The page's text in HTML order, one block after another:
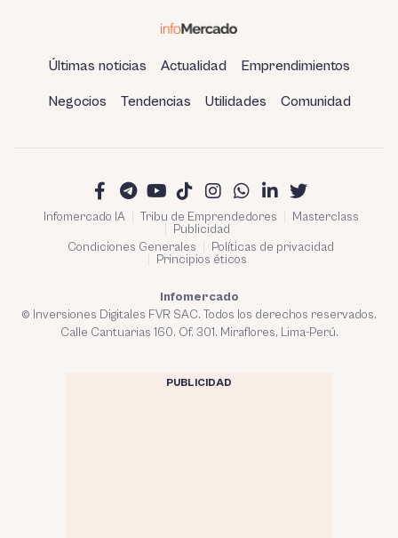
Últimas noticias Actualidad Emprendimientos
Negocios Tendencias Utilidades Comunidad
Infomercado IA Tribu de Emprendedores
Masterclass
Publicidad
Condiciones Generales
Políticas de privacidad
Principios éticos
Infomercado
© Inversiones Digitales FVR SAC. Todos los derechos reservados.
Calle Cantuarias 160. Of. 301. Miraflores, Lima-Perú.
PUBLICIDAD